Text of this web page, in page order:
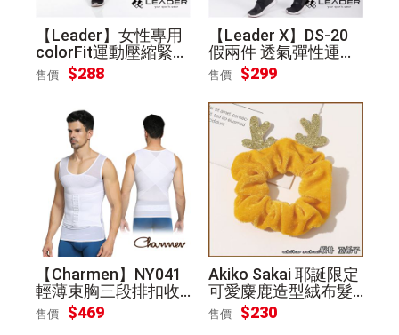
【Leader】女性專用
colorFit運動壓縮緊身
褲(桃紅線條)S
售價 $288
【Leader X】DS-20
假兩件 透氣彈性運動
長褲 女款(紫底桃邊S)
售價 $299
【Charmen】NY041
輕薄束胸三段排扣收
腹塑腰背心 男性塑身
衣 白L
售價 $469
Akiko Sakai 耶誕限定
可愛麋鹿造型絨布髮
圈 交換禮物 黃色
售價 $230